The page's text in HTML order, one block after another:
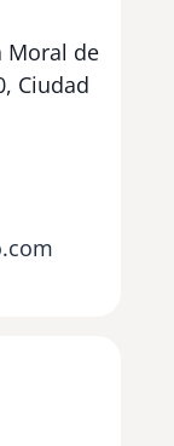
Moral de
Ciudad